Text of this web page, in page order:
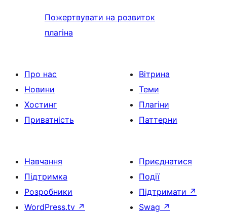
Пожертвувати на розвиток
плагіна
Про нас
Новини
Хостинг
Приватність
Вітрина
Теми
Плагіни
Паттерни
Навчання
Підтримка
Розробники
WordPress.tv ↗
Приєднатися
Події
Підтримати ↗
Swag ↗